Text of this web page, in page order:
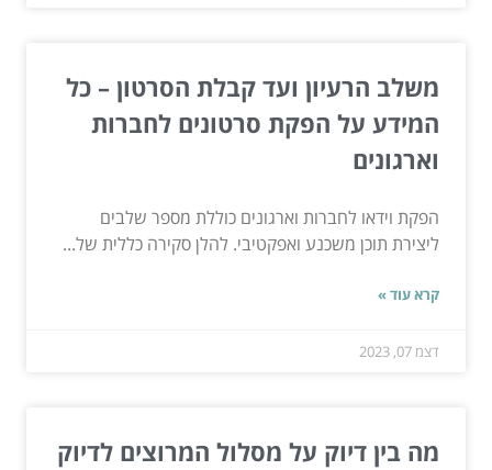
משלב הרעיון ועד קבלת הסרטון – כל
המידע על הפקת סרטונים לחברות
וארגונים
הפקת וידאו לחברות וארגונים כוללת מספר שלבים
ליצירת תוכן משכנע ואפקטיבי. להלן סקירה כללית של...
קרא עוד »
דצמ 07, 2023
מה בין דיוק על מסלול המרוצים לדיוק